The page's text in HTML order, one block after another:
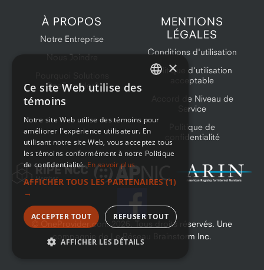
À PROPOS
Notre Entreprise
Nous Joindre
OneProvider?
MENTIONS
LÉGALES
Conditions d'utilisation
Politique d'utilisation
acceptable
Accord de Niveau de
Service
Politique de
confidentialité
© OneProvider.com
. Tous droits réservés. Une
compagnie de Le Réseau Brainstorm Inc.
×
Ce site Web utilise des
témoins
Notre site Web utilise des témoins pour
améliorer l'expérience utilisateur. En
utilisant notre site Web, vous acceptez tous
les témoins conformément à notre Politique
de confidentialité. En savoir plus
AFFICHER TOUS LES PARTENAIRES (1)
→
ACCEPTER TOUT REFUSER TOUT
AFFICHER LES DÉTAILS